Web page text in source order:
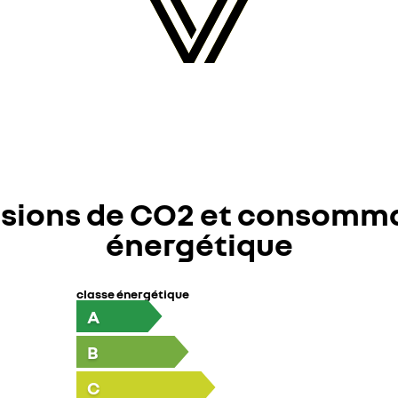
de CO2 et
énergétique
classe énergétique
A
B
C